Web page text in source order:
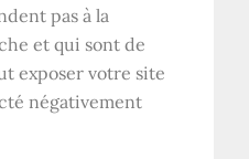
pas à la
et qui sont de
exposer votre site
négativement